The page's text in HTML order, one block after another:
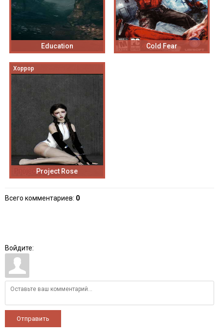
Education Cold Fear
Хоррор
Project Rose
Всего комментариев: 0
Войдите:
Отправить